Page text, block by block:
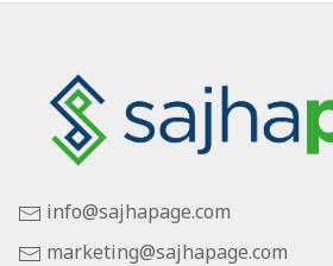
info@sajhapage.com
marketing@sajhapage.com